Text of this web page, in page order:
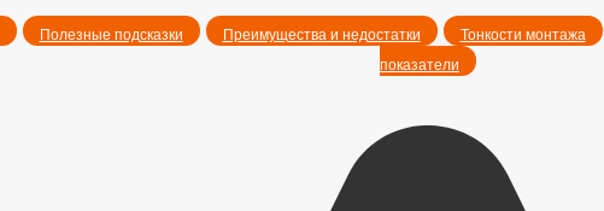
Полезные подсказки Преимущества и недостатки Тонкости монтажа
показатели